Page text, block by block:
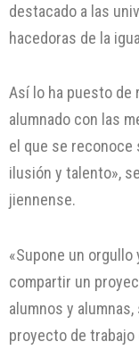
destacado a las
hacedoras de la
Así lo ha puesto de
alumnado con las
el que se reconoce
ilusión y talento»,
jiennense.
«Supone un orgullo
compartir un
alumnos y
proyecto de